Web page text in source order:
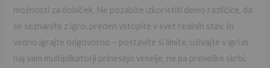
možnosti za dobiček. Ne pozabite izkoristiti demo različice, da
se seznanite z igro, preden vstopite v svet realnih stav. In
vedno igrajte odgovorno – postavite si limite, uživajte v igri in
naj vam multiplikatorji prinesejo veselje, ne pa prevelike skrbi.